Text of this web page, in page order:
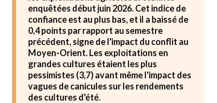
enquêtées début juin 2026. Cet indice de
confiance est au plus bas, et il a baissé de
0,4 points par rapport au semestre
précédent, signe de l'impact du conflit au
Moyen-Orient. Les exploitations en
grandes cultures étaient les plus
pessimistes (3,7) avant même l'impact des
vagues de canicules sur les rendements
des cultures d'été.